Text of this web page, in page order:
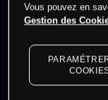
dernières
Vous pouvez en
Gestion des